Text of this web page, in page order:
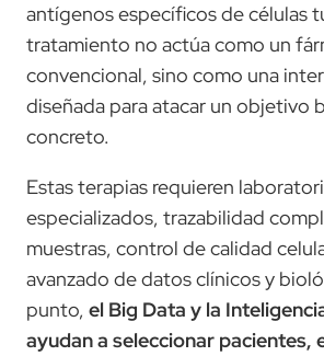
antígenos específicos de células
tratamiento no actúa como un
convencional, sino como una
diseñada para atacar un objetivo
concreto.
Estas terapias requieren
especializados, trazabilidad
muestras, control de calidad
avanzado de datos clínicos y
punto, el Big Data y la
ayudan a seleccionar pacientes,